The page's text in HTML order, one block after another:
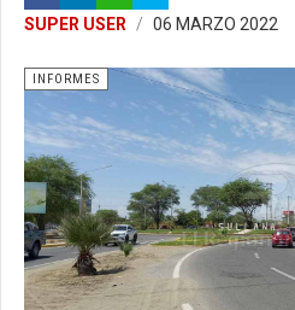
SUPER USER 06 MARZO 2022
INFORMES